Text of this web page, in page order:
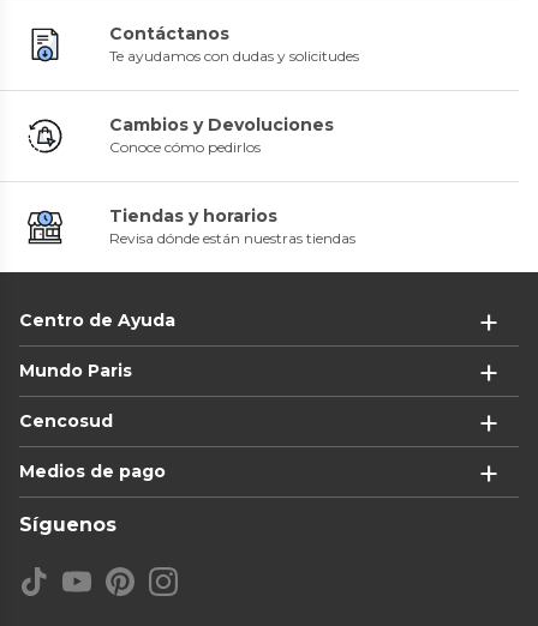
Contáctanos
Te ayudamos con dudas y solicitudes
Cambios y Devoluciones
Conoce cómo pedirlos
Tiendas y horarios
Revisa dónde están nuestras tiendas
Centro de Ayuda
Mundo Paris
Cencosud
Medios de pago
Síguenos